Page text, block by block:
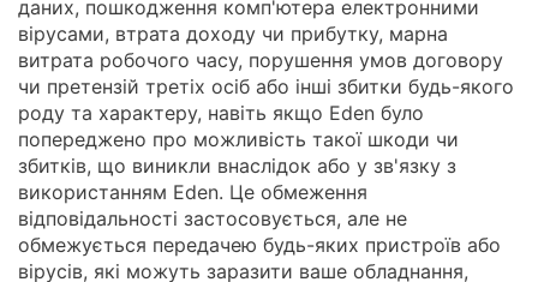
даних, пошкодження комп'ютера електронними
вірусами, втрата доходу чи прибутку, марна
витрата робочого часу, порушення умов договору
чи претензій третіх осіб або інші збитки будь-якого
роду та характеру, навіть якщо Eden було
попереджено про можливість такої шкоди чи
збитків, що виникли внаслідок або у зв'язку з
використанням Eden. Це обмеження
відповідальності застосовується, але не
обмежується передачею будь-яких пристроїв або
вірусів, які можуть заразити ваше обладнання,